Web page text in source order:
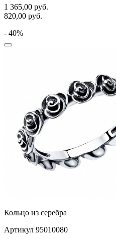
1 365,00 руб.
820,00 руб.
- 40%
Кольцо из серебра
Артикул 95010080